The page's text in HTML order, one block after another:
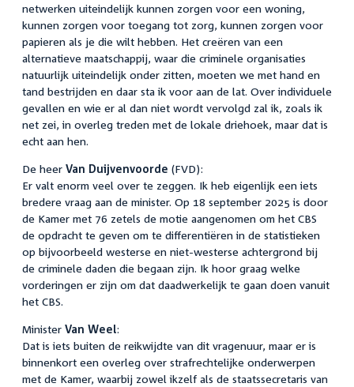
netwerken uiteindelijk kunnen zorgen voor een woning,
kunnen zorgen voor toegang tot zorg, kunnen zorgen voor
papieren als je die wilt hebben. Het creëren van een
alternatieve maatschappij, waar die criminele organisaties
natuurlijk uiteindelijk onder zitten, moeten we met hand en
tand bestrijden en daar sta ik voor aan de lat. Over individuele
gevallen en wie er al dan niet wordt vervolgd zal ik, zoals ik
net zei, in overleg treden met de lokale driehoek, maar dat is
echt aan hen.
De heer Van Duijvenvoorde (FVD):
Er valt enorm veel over te zeggen. Ik heb eigenlijk een iets
bredere vraag aan de minister. Op 18 september 2025 is door
de Kamer met 76 zetels de motie aangenomen om het CBS
de opdracht te geven om te differentiëren in de statistieken
op bijvoorbeeld westerse en niet-westerse achtergrond bij
de criminele daden die begaan zijn. Ik hoor graag welke
vorderingen er zijn om dat daadwerkelijk te gaan doen vanuit
het CBS.
Minister Van Weel:
Dat is iets buiten de reikwijdte van dit vragenuur, maar er is
binnenkort een overleg over strafrechtelijke onderwerpen
met de Kamer, waarbij zowel ikzelf als de staatssecretaris van